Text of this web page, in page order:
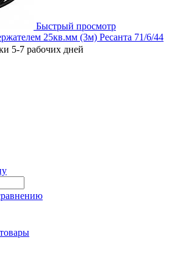
Быстрый просмотр
25кв.мм (3м) Ресанта 71/6/44
5-7 рабочих дней